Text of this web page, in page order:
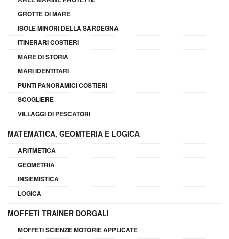
GROTTE DI MARE
ISOLE MINORI DELLA SARDEGNA
ITINERARI COSTIERI
MARE DI STORIA
MARI IDENTITARI
PUNTI PANORAMICI COSTIERI
SCOGLIERE
VILLAGGI DI PESCATORI
MATEMATICA, GEOMTERIA E LOGICA
ARITMETICA
GEOMETRIA
INSIEMISTICA
LOGICA
MOFFETI TRAINER DORGALI
MOFFETI SCIENZE MOTORIE APPLICATE